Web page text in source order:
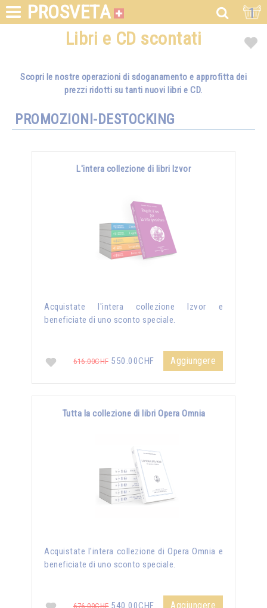
PROSVETA 1
Libri e CD scontati
Scopri le nostre operazioni di sdoganamento e approfitta dei
prezzi ridotti su tanti nuovi libri e CD.
PROMOZIONI-DESTOCKING
L'intera collezione di libri Izvor
Acquistate l'intera collezione Izvor e
beneficiate di uno sconto speciale.
616.00CHF550.00CHF Aggiungere
Tutta la collezione di libri Opera Omnia
Acquistate l'intera collezione di Opera Omnia e
beneficiate di uno sconto speciale.
676.00CHF540.00CHF Aggiungere